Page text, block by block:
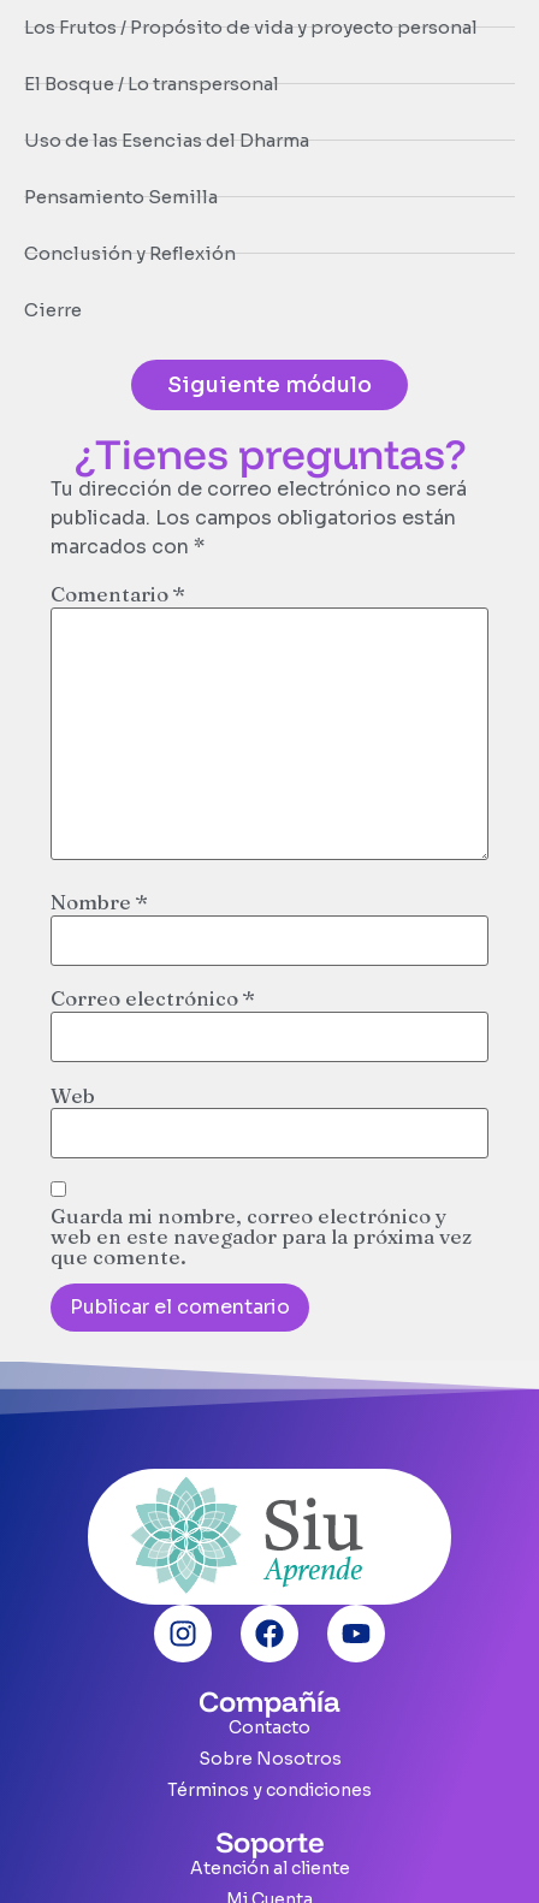
Los Frutos / Propósito de vida y proyecto personal
El Bosque / Lo transpersonal
Uso de las Esencias del Dharma
Pensamiento Semilla
Conclusión y Reflexión
Cierre
Siguiente módulo
¿Tienes preguntas?
Tu dirección de correo electrónico no será
publicada. Los campos obligatorios están
marcados con*
Comentario*
Nombre*
Correo electrónico*
Web
Guarda mi nombre, correo electrónico y
web en este navegador para la próxima vez
que comente.
Compañía
Contacto
Sobre Nosotros
Términos y condiciones
Soporte
Atención al cliente